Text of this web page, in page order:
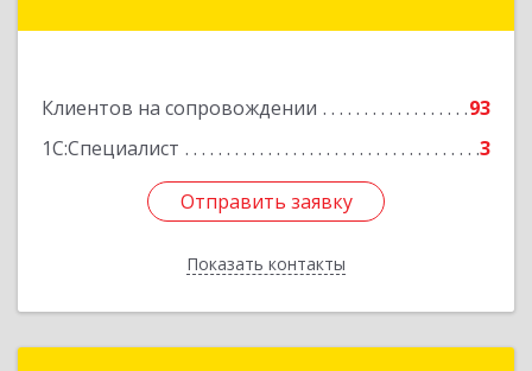
Клиентов на сопровождении
93
1С:Специалист
3
Отправить заявку
Показать контакты
Отправить заявку
Назад